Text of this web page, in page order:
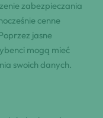
zabezpieczania
cenne
jasne
mogą mieć
swoich danych.